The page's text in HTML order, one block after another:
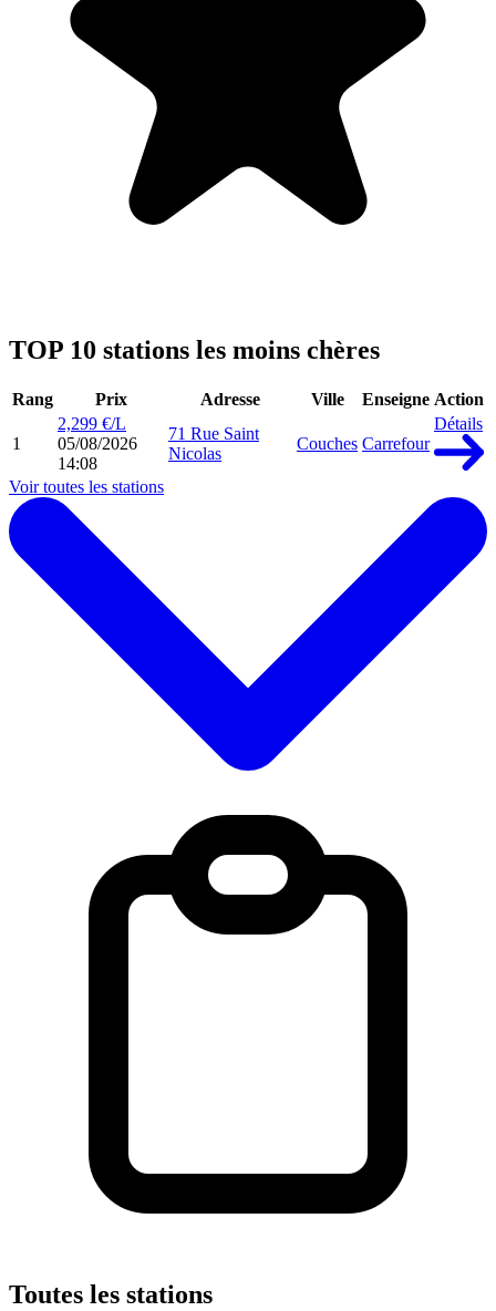
TOP 10 stations les moins chères
Rang Prix Adresse Ville Enseigne Action
1
2,299 €/L
05/08/2026
14:08
71 Rue Saint
Nicolas
Couches Carrefour
Détails
Voir toutes les stations
Toutes les stations